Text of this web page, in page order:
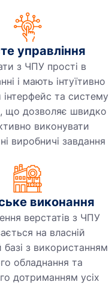
управління
з ЧПУ прості в
і мають інтуїтивно
інтерфейс та систему
що дозволяє швидко
виконувати
виробничі завдання
виконання
верстатів з ЧПУ
на власній
базі з використанням
обладнання та
дотриманням усіх